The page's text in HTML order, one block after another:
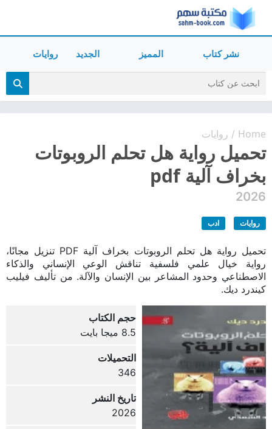
نشر كتاب المميز الجديد روايات
Home
/ روايات
تحميل رواية هل تحلم الروبوتات
بخراف آلية pdf
2026
روايات ادب
تحميل رواية هل تحلم الروبوتات بخراف آلية PDF تنزيل مجانًا،
رواية خيال علمي فلسفية تناقش الوعي الإنساني والذكاء
الاصطناعي وحدود المشاعر بين الإنسان والآلة. من تأليف فيليب
كيندرد ديك.
حجم الكتاب
8.5 ميجا بايت
التحميلات
346
تاريخ النشر
2026